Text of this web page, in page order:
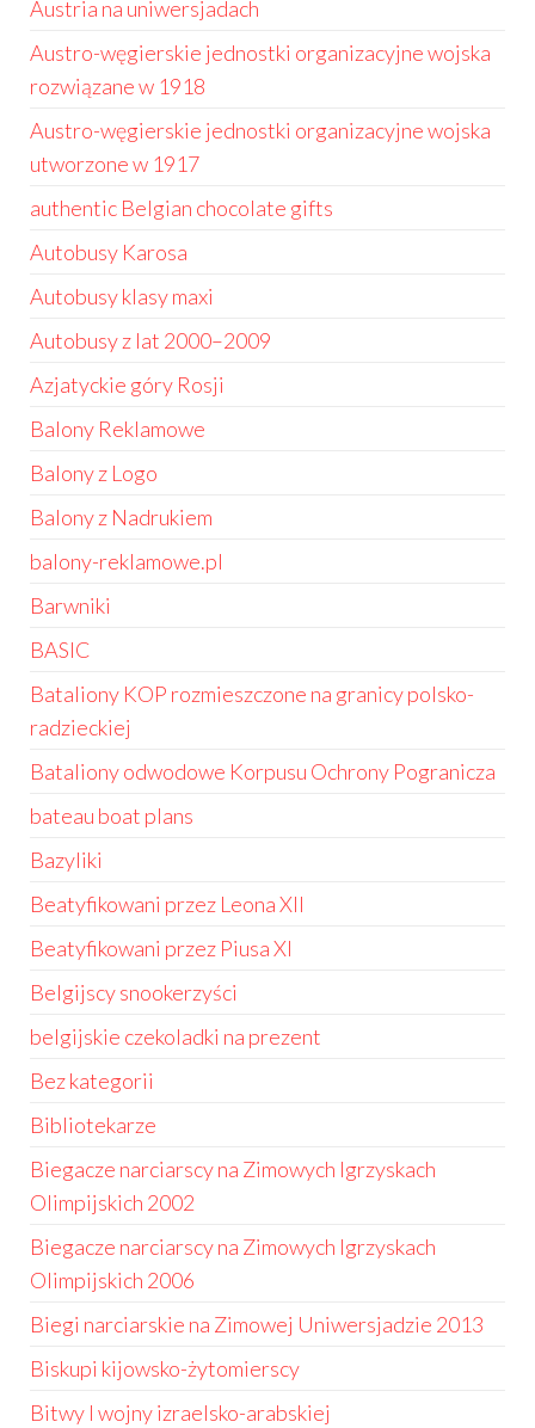
Austria na uniwersjadach
Austro-węgierskie jednostki organizacyjne wojska
rozwiązane w 1918
Austro-węgierskie jednostki organizacyjne wojska
utworzone w 1917
authentic Belgian chocolate gifts
Autobusy Karosa
Autobusy klasy maxi
Autobusy z lat 2000–2009
Azjatyckie góry Rosji
Balony Reklamowe
Balony z Logo
Balony z Nadrukiem
balony-reklamowe.pl
Barwniki
BASIC
Bataliony KOP rozmieszczone na granicy polsko-
radzieckiej
Bataliony odwodowe Korpusu Ochrony Pogranicza
bateau boat plans
Bazyliki
Beatyfikowani przez Leona XII
Beatyfikowani przez Piusa XI
Belgijscy snookerzyści
belgijskie czekoladki na prezent
Bez kategorii
Bibliotekarze
Biegacze narciarscy na Zimowych Igrzyskach
Olimpijskich 2002
Biegacze narciarscy na Zimowych Igrzyskach
Olimpijskich 2006
Biegi narciarskie na Zimowej Uniwersjadzie 2013
Biskupi kijowsko-żytomierscy
Bitwy I wojny izraelsko-arabskiej